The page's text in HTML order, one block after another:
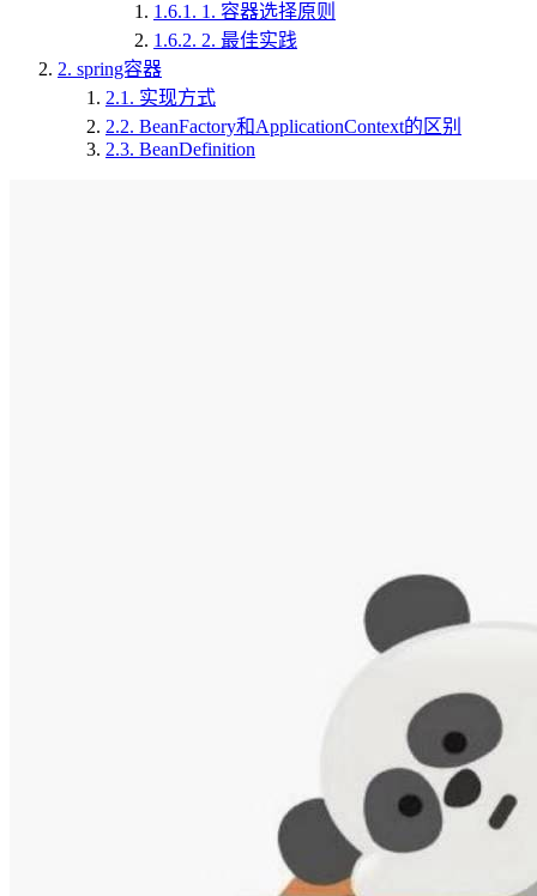
1.6.1. 1. 容器选择原则
1.6.2. 2. 最佳实践
2. spring容器
2.1. 实现方式
2.2. BeanFactory和ApplicationContext的区别
2.3. BeanDefinition